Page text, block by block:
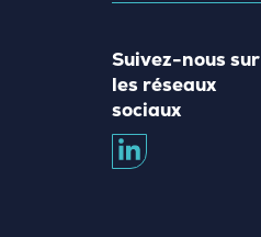
Suivez-nous sur
les réseaux
sociaux